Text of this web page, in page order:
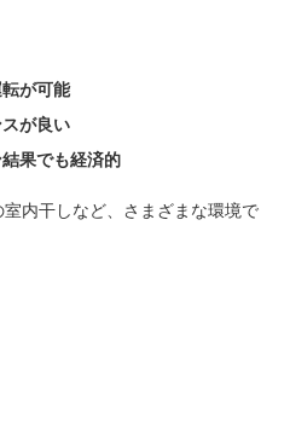
が可能
が良い
果でも経済的
内干しなど、さまざまな環境で